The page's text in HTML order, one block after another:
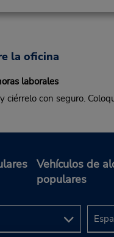
la oficina
laborales
ciérrelo con seguro.
Vehículos de
populares